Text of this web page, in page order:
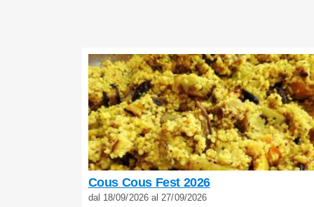
Cous Cous Fest 2026
dal 18/09/2026 al 27/09/2026